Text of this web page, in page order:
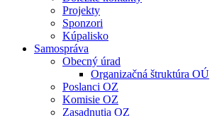
Projekty
Sponzori
Kúpalisko
Samospráva
Obecný úrad
Organizačná štruktúra OÚ
Poslanci OZ
Komisie OZ
Zasadnutia OZ